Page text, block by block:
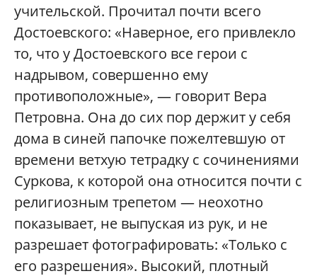
учительской. Прочитал почти всего
Достоевского: «Наверное, его привлекло
то, что у Достоевского все герои с
надрывом, совершенно ему
противоположные», — говорит Вера
Петровна. Она до сих пор держит у себя
дома в синей папочке пожелтевшую от
времени ветхую тетрадку с сочинениями
Суркова, к которой она относится почти с
религиозным трепетом — неохотно
показывает, не выпуская из рук, и не
разрешает фотографировать: «Только с
его разрешения». Высокий, плотный